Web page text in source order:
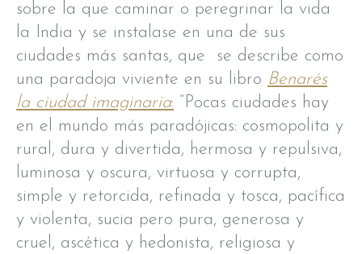
sobre la que caminar o peregrinar la vida
la India y se instalase en una de sus
ciudades más santas, que se describe como
una paradoja viviente en su libro Benarés
la ciudad imaginaria: “Pocas ciudades hay
en el mundo más paradójicas: cosmopolita y
rural, dura y divertida, hermosa y repulsiva,
luminosa y oscura, virtuosa y corrupta,
simple y retorcida, refinada y tosca, pacífica
y violenta, sucia pero pura, generosa y
cruel, ascética y hedonista, religiosa y